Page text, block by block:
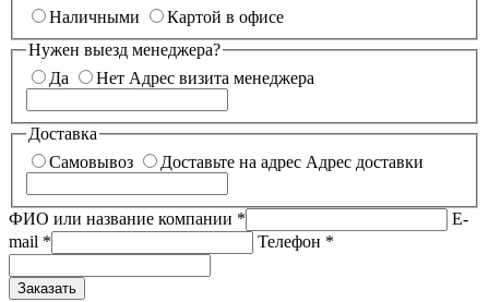
Наличными
Картой в офисе
Нужен выезд менеджера?
Да
Нет Адрес визита менеджера
Доставка
Самовывоз
Доставьте на адрес Адрес доставки
ФИО или название компании *
E-
mail * Телефон *
Заказать